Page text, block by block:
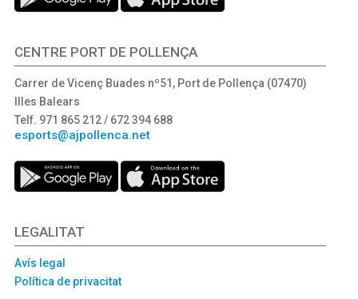
CENTRE PORT DE POLLENÇA
Carrer de Vicenç Buades nº51, Port de Pollença (07470)
Illes Balears
Telf. 971 865 212 / 672 394 688
esports@ajpollenca.net
LEGALITAT
Avís legal
Política de privacitat